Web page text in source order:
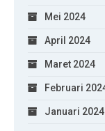
Mei 2024
April 2024
Maret 2024
Februari
Januari 2024